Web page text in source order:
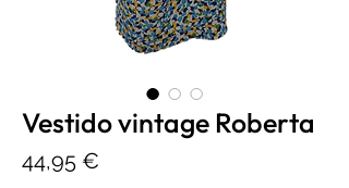
Vestido vintage Roberta
44,95 €